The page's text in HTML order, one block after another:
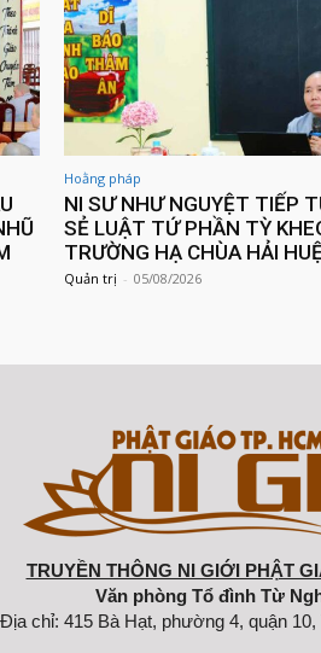
Hoằng pháp
NI SƯ NHƯ NGUYỆT TIẾP
SẺ LUẬT TỨ PHẦN TỲ
TRƯỜNG HẠ CHÙA HẢI
Quản trị - 05/08/2026
TRUYỀN THÔNG NI GIỚI PHẬT
Văn phòng Tổ đình Từ
Địa chỉ: 415 Bà Hạt, phường 4, quận 10,